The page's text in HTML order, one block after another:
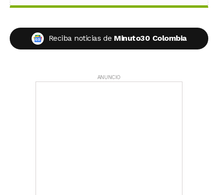
Reciba noticias de Minuto30 Colombia
ANUNCIO